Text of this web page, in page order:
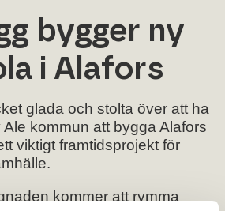
bygger ny
i Alafors
glada och stolta över att ha
kommun att bygga Alafors
viktigt framtidsprojekt för
kommer att rymma